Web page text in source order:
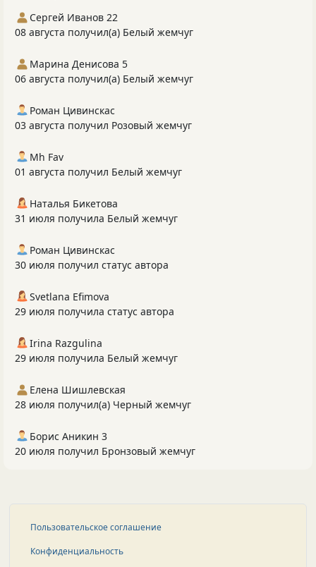
Сергей Иванов 22
08 августа получил(а) Белый жемчуг
Марина Денисова 5
06 августа получил(а) Белый жемчуг
Роман Цивинскас
03 августа получил Розовый жемчуг
Mh Fav
01 августа получил Белый жемчуг
Наталья Бикетова
31 июля получила Белый жемчуг
Роман Цивинскас
30 июля получил статус автора
Svetlana Efimova
29 июля получила статус автора
Irina Razgulina
29 июля получила Белый жемчуг
Елена Шишлевская
28 июля получил(а) Черный жемчуг
Борис Аникин 3
20 июля получил Бронзовый жемчуг
Пользовательское соглашение
Конфиденциальность